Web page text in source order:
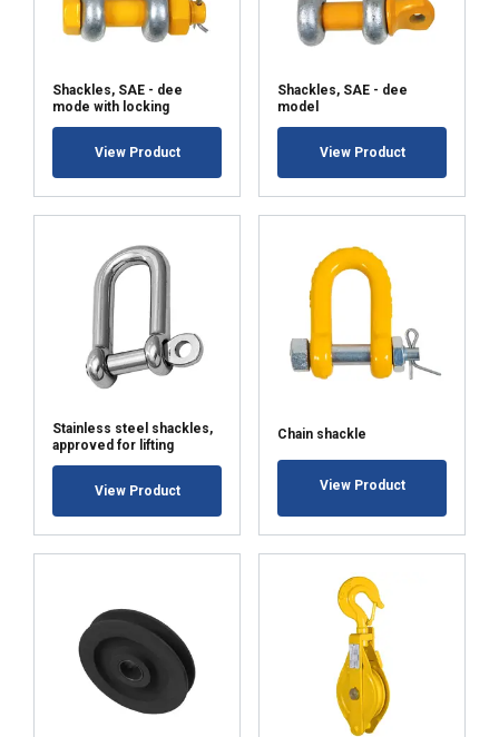
Shackles, SAE - dee
mode with locking
View Product
Shackles, SAE - dee
model
View Product
Stainless steel shackles,
approved for lifting
View Product
Chain shackle
View Product
AKCEPTUJ WSZYSTKIE
ODRZUĆ WSZYSTKIE